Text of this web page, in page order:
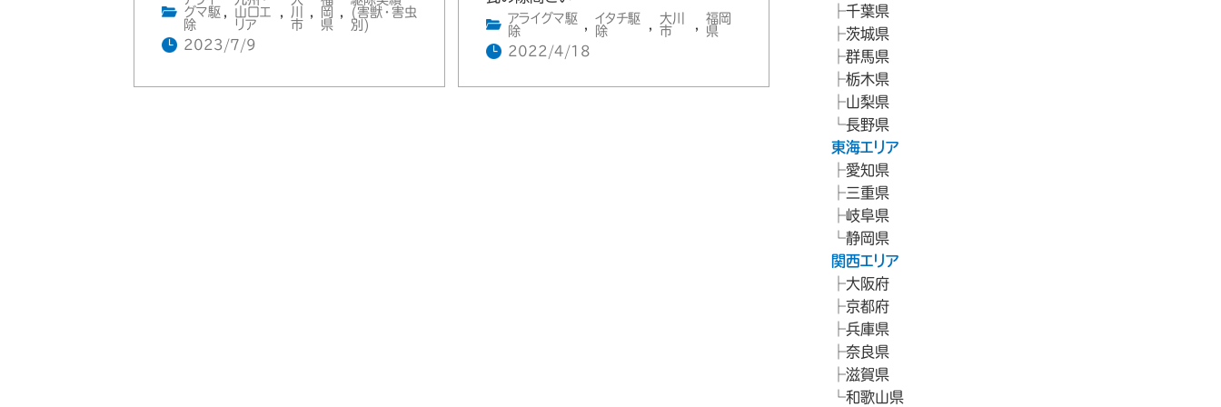
グマ駆
除
,
山口エ
リア
,
川
市
,
岡
県
,
(害獣・害虫
別)
2023/7/9
アライグマ駆
除
,
イタチ駆
除
,
大川
市
,
福岡
県
2022/4/18
千葉県
茨城県
群馬県
栃木県
山梨県
長野県
東海エリア
愛知県
三重県
岐阜県
静岡県
関西エリア
大阪府
京都府
兵庫県
奈良県
滋賀県
和歌山県